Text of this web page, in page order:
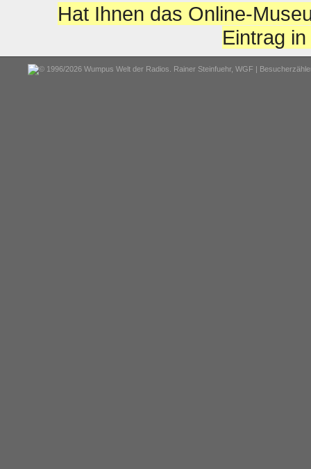
Hat Ihnen das Online-
Eintrag
© 1996/2026 Wumpus Welt der Radios. Rainer Steinfuehr, WGF |